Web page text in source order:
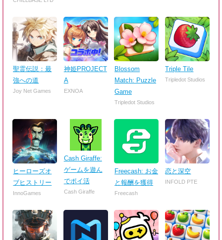
聖霊伝説：最
強への道
Joy Net Games
神姫PROJECT
A
EXNOA
Blossom
Match: Puzzle
Game
Tripledot Studios
Triple Tile
Tripledot Studios
ヒーローズオ
ブヒストリー
InnoGames
Cash Giraffe:
ゲームを遊ん
でポイ活
Cash Giraffe
Freecash: お金
と報酬を獲得
Freecash
恋と深空
INFOLD PTE